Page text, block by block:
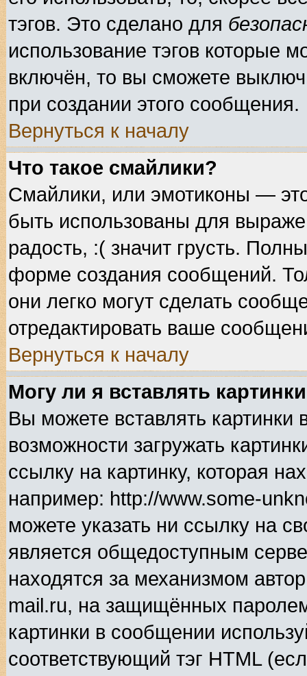
тэгов. Это сделано для
использование тэгов которые
включён, то вы сможете
при создании этого сообщения.
Вернуться к началу
Что такое смайлики?
Смайлики, или эмотиконы —
быть использованы для
радость, :( значит грусть.
форме создания сообщений.
они легко могут сделать
отредактировать ваше
Вернуться к началу
Могу ли я вставлять
Вы можете вставлять
возможности загружать
ссылку на картинку, которая
например: http://www.some-
можете указать ни ссылку на
является общедоступным
находятся за механизмом
mail.ru, на защищённых
картинки в сообщении
соответствующий тэг HTML